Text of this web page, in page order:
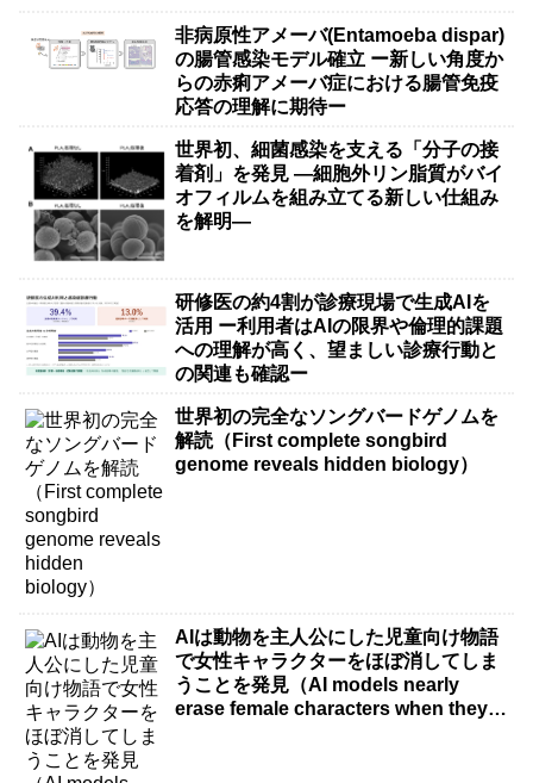
非病原性アメーバ(Entamoeba dispar)
の腸管感染モデル確立 ー新しい角度か
らの赤痢アメーバ症における腸管免疫
応答の理解に期待ー
世界初、細菌感染を支える「分子の接
着剤」を発見 ―細胞外リン脂質がバイ
オフィルムを組み立てる新しい仕組み
を解明―
研修医の約4割が診療現場で生成AIを
活用 ー利用者はAIの限界や倫理的課題
への理解が高く、望ましい診療行動と
の関連も確認ー
世界初の完全なソングバードゲノムを
解読（First complete songbird
genome reveals hidden biology）
AIは動物を主人公にした児童向け物語
で女性キャラクターをほぼ消してしま
うことを発見（AI models nearly
erase female characters when they